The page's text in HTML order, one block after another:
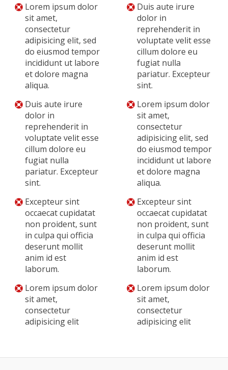
Lorem ipsum dolor
sit amet,
consectetur
adipisicing elit, sed
do eiusmod tempor
incididunt ut labore
et dolore magna
aliqua.
Duis aute irure
dolor in
reprehenderit in
voluptate velit esse
cillum dolore eu
fugiat nulla
pariatur. Excepteur
sint.
Duis aute irure
dolor in
reprehenderit in
voluptate velit esse
cillum dolore eu
fugiat nulla
pariatur. Excepteur
sint.
Lorem ipsum dolor
sit amet,
consectetur
adipisicing elit, sed
do eiusmod tempor
incididunt ut labore
et dolore magna
aliqua.
Excepteur sint
occaecat cupidatat
non proident, sunt
in culpa qui officia
deserunt mollit
anim id est
laborum.
Excepteur sint
occaecat cupidatat
non proident, sunt
in culpa qui officia
deserunt mollit
anim id est
laborum.
Lorem ipsum dolor
sit amet,
consectetur
adipisicing elit
Lorem ipsum dolor
sit amet,
consectetur
adipisicing elit